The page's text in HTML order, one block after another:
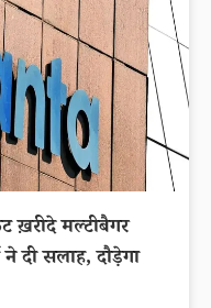
मल्टीबैगर
दी सलाह, दौड़ेगा